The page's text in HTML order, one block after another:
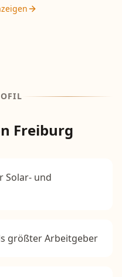
Freiburg
Solar- und
größter Arbeitgeber